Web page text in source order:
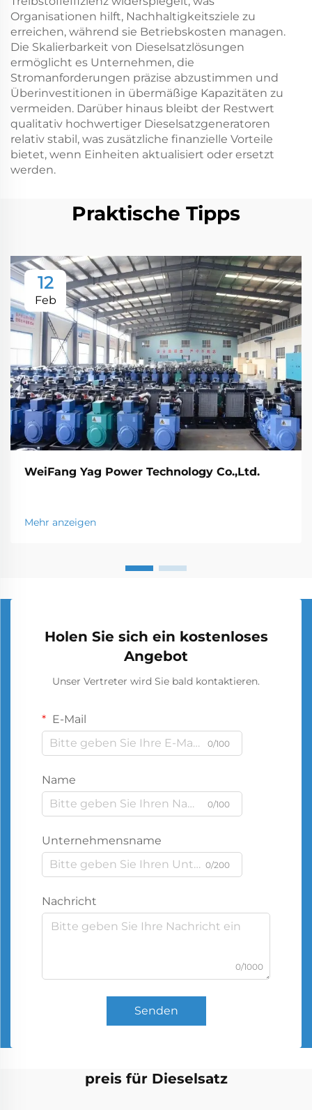
Organisationen hilft, Nachhaltigkeitsziele zu
erreichen, während sie Betriebskosten managen.
Die Skalierbarkeit von Dieselsatzlösungen
ermöglicht es Unternehmen, die
Stromanforderungen präzise abzustimmen und
Überinvestitionen in übermäßige Kapazitäten zu
vermeiden. Darüber hinaus bleibt der Restwert
qualitativ hochwertiger Dieselsatzgeneratoren
relativ stabil, was zusätzliche finanzielle Vorteile
bietet, wenn Einheiten aktualisiert oder ersetzt
werden.
Praktische Tipps
12
Feb
WeiFang Yag Power Technology Co.,Ltd.
Mehr anzeigen
Holen Sie sich ein kostenloses
Angebot
Unser Vertreter wird Sie bald kontaktieren.
E-Mail
0/100
Name
0/100
Unternehmensname
0/200
Nachricht
0/1000
Senden
preis für Dieselsatz